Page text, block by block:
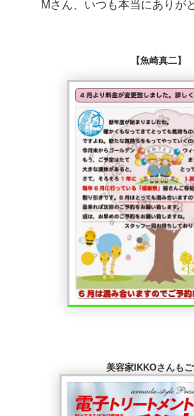
Mさん、いつも本当にありが
【魚崎真二】
美容家IKKOさんもご